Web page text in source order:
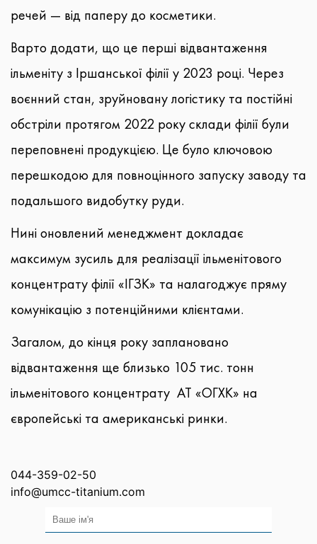
речей — від паперу до косметики.
Варто додати, що це перші відвантаження
ільменіту з Іршанської філії у 2023 році. Через
воєнний стан, зруйновану логістику та постійні
обстріли протягом 2022 року склади філії були
переповнені продукцією. Це було ключовою
перешкодою для повноцінного запуску заводу та
подальшого видобутку руди.
Нині оновлений менеджмент докладає
максимум зусиль для реалізації ільменітового
концентрату філії «ІГЗК» та налагоджує пряму
комунікацію з потенційними клієнтами.
Загалом, до кінця року заплановано
відвантаження ще близько 105 тис. тонн
ільменітового концентрату АТ «ОГХК» на
європейські та американські ринки.
044-359-02-50
info@umcc-titanium.com